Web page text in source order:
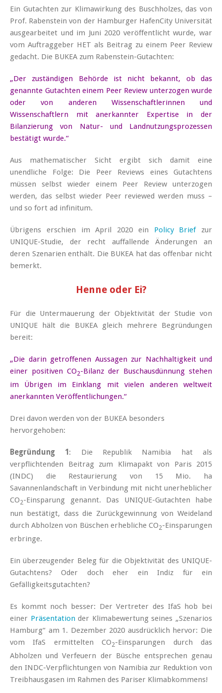
Ein Gutachten zur Klimawirkung des Buschholzes, das von
Prof. Rabenstein von der Hamburger HafenCity Universität
ausgearbeitet und im Juni 2020 veröffentlicht wurde, war
vom Auftraggeber HET als Beitrag zu einem Peer Review
gedacht. Die BUKEA zum Rabenstein-Gutachten:
„Der zuständigen Behörde ist nicht bekannt, ob das
genannte Gutachten einem Peer Review unterzogen wurde
oder von anderen Wissenschaftlerinnen und
Wissenschaftlern mit anerkannter Expertise in der
Bilanzierung von Natur- und Landnutzungsprozessen
bestätigt wurde.“
Aus mathematischer Sicht ergibt sich damit eine
unendliche Folge: Die Peer Reviews eines Gutachtens
müssen selbst wieder einem Peer Review unterzogen
werden, das selbst wieder Peer reviewed werden muss –
und so fort ad infinitum.
Übrigens erschien im April 2020 ein Policy Briefzur
UNIQUE-Studie, der recht auffallende Änderungen an
deren Szenarien enthält. Die BUKEA hat das offenbar nicht
bemerkt.
Henne oder Ei?
Für die Untermauerung der Objektivität der Studie von
UNIQUE hält die BUKEA gleich mehrere Begründungen
bereit:
„Die darin getroffenen Aussagen zur Nachhaltigkeit und
einer positiven CO2-Bilanz der Buschausdünnung stehen
im Übrigen im Einklang mit vielen anderen weltweit
anerkannten Veröffentlichungen.“
Drei davon werden von der BUKEA besonders
hervorgehoben:
Begründung 1 : Die Republik Namibia hat als
verpflichtenden Beitrag zum Klimapakt von Paris 2015
(INDC) die Restaurierung von 15 Mio. ha
Savannenlandschaft in Verbindung mit nicht unerheblicher
CO2-Einsparung genannt. Das UNIQUE-Gutachten habe
nun bestätigt, dass die Zurückgewinnung von Weideland
durch Abholzen von Büschen erhebliche CO2-Einsparungen
erbringe.
Ein überzeugender Beleg für die Objektivität des UNIQUE-
Gutachtens? Oder doch eher ein Indiz für ein
Gefälligkeitsgutachten?
Es kommt noch besser: Der Vertreter des IfaS hob bei
einer Präsentationder Klimabewertung seines „Szenarios
Hamburg“ am 1. Dezember 2020 ausdrücklich hervor: Die
vom IfaS ermittelten CO2-Einsparungen durch das
Abholzen und Verfeuern der Büsche entsprechen genau
den INDC-Verpflichtungen von Namibia zur Reduktion von
Treibhausgasen im Rahmen des Pariser Klimabkommens!